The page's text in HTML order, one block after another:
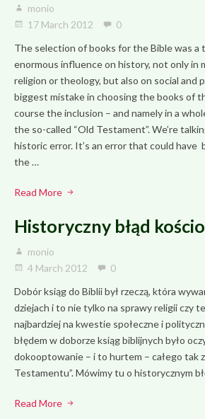
monio
17 March 2012
0
The selection of books for the Bible was a
enormous influence on history, not only in
religion or theology, but also on social and
biggest mistake in choosing the books of
course the inclusion – and namely in a
the so-called “Old Testament”. We’re
historic error. It’s an error that could have
the …
Read More
Historyczny błąd
monio
4 March 2012
0
Dobór ksiąg do Biblii był rzeczą, która
dziejach i to nie tylko na sprawy religii czy
najbardziej na kwestie społeczne i
błędem w doborze ksiąg biblijnych było
dokooptowanie – i to hurtem – całego tak
Testamentu”. Mówimy tu o historycznym
Read More